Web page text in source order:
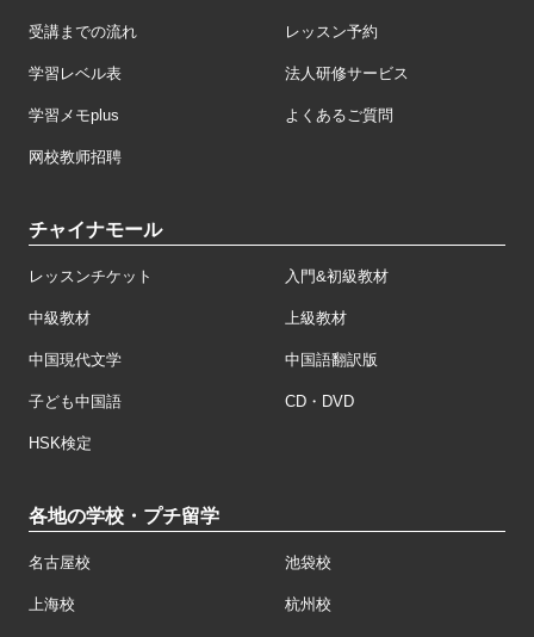
受講までの流れ レッスン予約
学習レベル表 法人研修サービス
学習メモplus よくあるご質問
网校教师招聘
チャイナモール
レッスンチケット 入門&初級教材
中級教材 上級教材
中国現代文学 中国語翻訳版
子ども中国語 CD・DVD
HSK検定
各地の学校・プチ留学
名古屋校 池袋校
上海校 杭州校